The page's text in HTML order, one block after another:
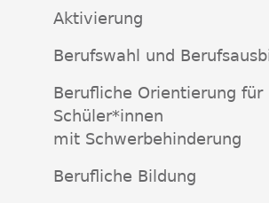
Aktivierung
Berufswahl und
Berufliche Orientierung für
Schüler*innen
mit Schwerbehinderung
Berufliche Bildung